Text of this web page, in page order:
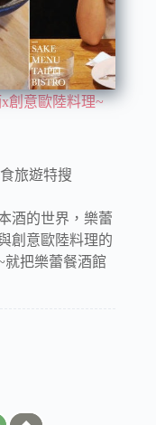
創意歐陸料理~
旅遊特搜
酒的世界，樂蕾
創意歐陸料理的
就把樂蕾餐酒館